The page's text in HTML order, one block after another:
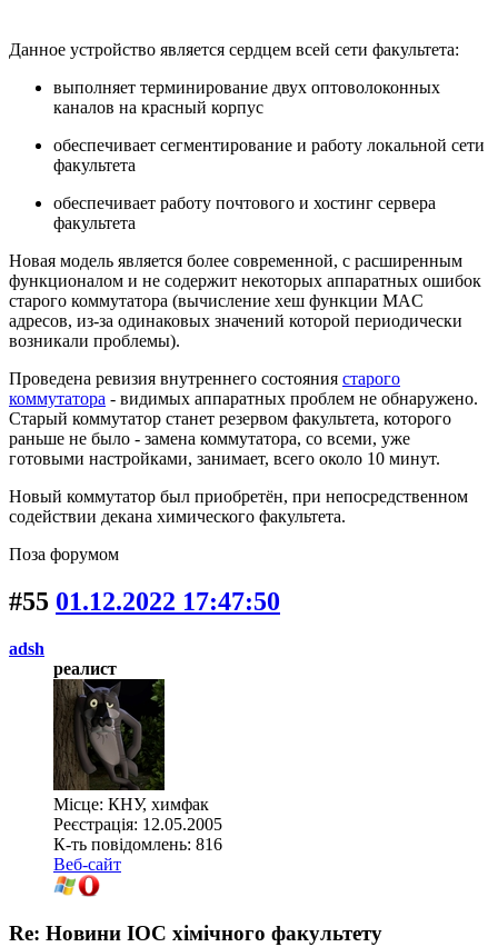
Данное устройство является сердцем всей сети факультета:
выполняет терминирование двух оптоволоконных
каналов на красный корпус
обеспечивает сегментирование и работу локальной сети
факультета
обеспечивает работу почтового и хостинг сервера
факультета
Новая модель является более современной, с расширенным
функционалом и не содержит некоторых аппаратных ошибок
старого коммутатора (вычисление хеш функции MAC
адресов, из-за одинаковых значений которой периодически
возникали проблемы).
Проведена ревизия внутреннего состояния старого
коммутатора - видимых аппаратных проблем не обнаружено.
Старый коммутатор станет резервом факультета, которого
раньше не было - замена коммутатора, со всеми, уже
готовыми настройками, занимает, всего около 10 минут.
Новый коммутатор был приобретён, при непосредственном
содействии декана химического факультета.
Поза форумом
#55 01.12.2022 17:47:50
adsh
реалист
Місце: КНУ, химфак
Реєстрація: 12.05.2005
К-ть повідомлень: 816
Веб-сайт
Re: Новини ІОС хімічного факультету